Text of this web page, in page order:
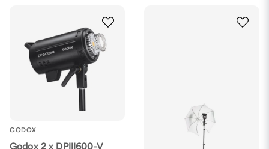
GODOX